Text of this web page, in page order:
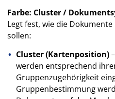
Farbe: Cluster /
Legt fest, wie die
sollen:
Cluster (Kartenposition)
werden entsprechend
Gruppenzugehörigkeit
Gruppenbestimmung